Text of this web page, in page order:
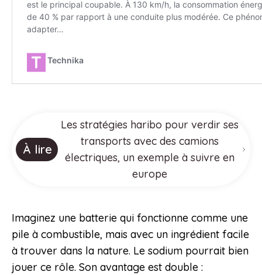
À lire
Les stratégies haribo pour verdir ses
transports avec des camions
électriques, un exemple à suivre en
europe
Imaginez une batterie qui fonctionne comme une
pile à combustible, mais avec un ingrédient facile
à trouver dans la nature. Le sodium pourrait bien
jouer ce rôle. Son avantage est double :